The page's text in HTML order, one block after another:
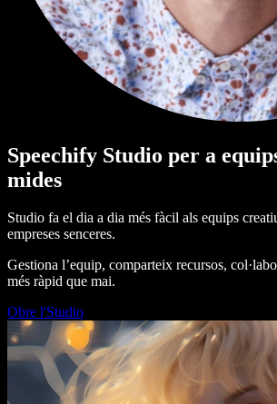
Speechify Studio per a
mides
Studio fa el dia a dia més fàcil als equips
empreses senceres.
Gestiona l’equip, comparteix recursos,
més ràpid que mai.
Obre l'Studio